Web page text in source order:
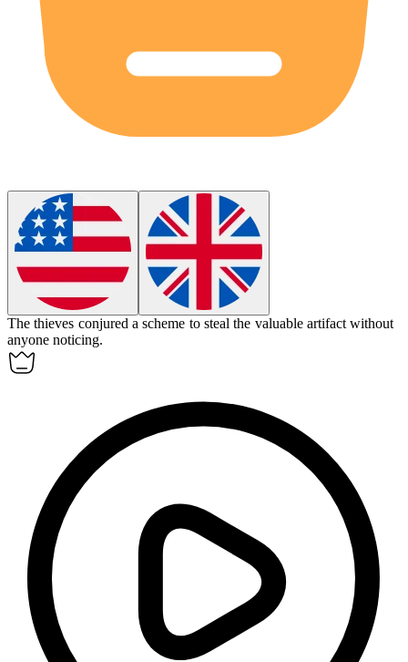
The thieves conjured a scheme to steal the valuable artifact without
anyone noticing.